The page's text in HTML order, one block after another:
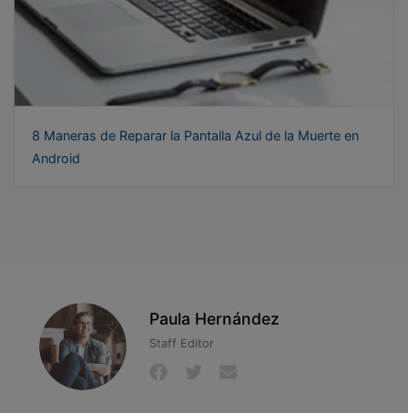
8 Maneras de Reparar la Pantalla Azul de la Muerte en
Android
Paula Hernández
Staff Editor